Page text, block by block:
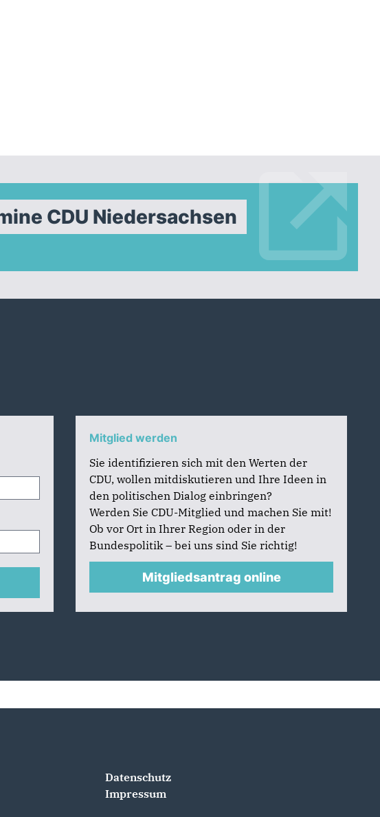
CDU Niedersachsen
Mitglied werden
Sie identifizieren sich mit den Werten der
CDU, wollen mitdiskutieren und Ihre Ideen in
den politischen Dialog einbringen?
Werden Sie CDU-Mitglied und machen Sie mit!
Ob vor Ort in Ihrer Region oder in der
Bundespolitik – bei uns sind Sie richtig!
Mitgliedsantrag online
Datenschutz
Impressum